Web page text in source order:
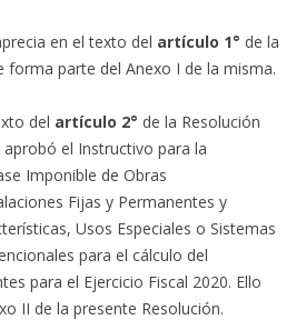
en el texto del artículo 1° de la
forma parte del Anexo I de la misma.
del artículo 2° de la Resolución
el Instructivo para la
Imponible de Obras
Fijas y Permanentes y
Usos Especiales o Sistemas
para el cálculo del
para el Ejercicio Fiscal 2020. Ello
II de la presente Resolución.